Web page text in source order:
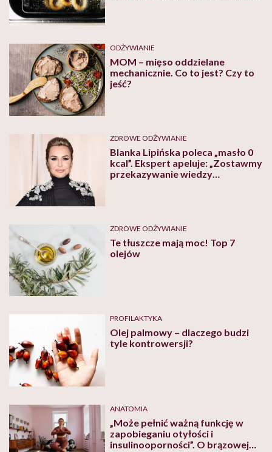
ODŻYWIANIE
MOM – mięso oddzielane
mechanicznie. Co to jest? Czy to
jeść?
ZDROWE ODŻYWIANIE
Blanka Lipińska poleca „masło 0
kcal”. Ekspert apeluje: „Zostawmy
przekazywanie wiedzy
ZDROWE ODŻYWIANIE
Te tłuszcze mają moc! Top 7
olejów
PROFILAKTYKA
Olej palmowy – dlaczego budzi
tyle kontrowersji?
ANATOMIA
„Może pełnić ważną funkcję w
zapobieganiu otyłości i
insulinooporności”. O brązowej